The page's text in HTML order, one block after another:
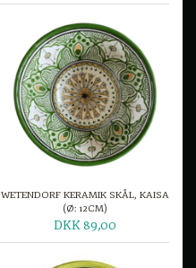
WETENDORF KERAMIK SKÅL, KAISA
(Ø: 12CM)
DKK 89,00